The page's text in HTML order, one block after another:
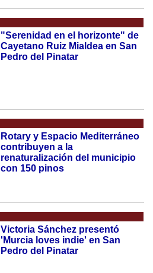
"Serenidad en el horizonte" de
Cayetano Ruiz Mialdea en San
Pedro del Pinatar
Rotary y Espacio Mediterráneo
contribuyen a la
renaturalización del municipio
con 150 pinos
Victoria Sánchez presentó
'Murcia loves indie' en San
Pedro del Pinatar